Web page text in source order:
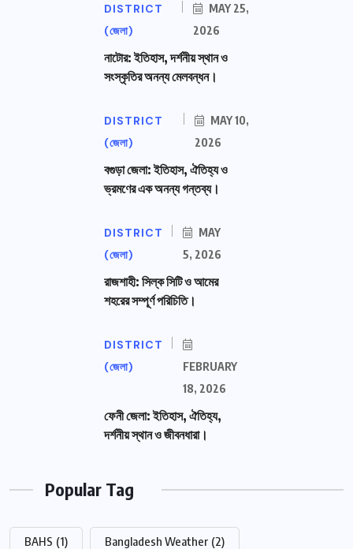
DISTRICT
(জেলা)
MAY 25,
2026
নাটোর: ইতিহাস, দর্শনীয় স্থান ও
সংস্কৃতির অনন্য মেলবন্ধন।
DISTRICT
(জেলা)
MAY 10,
2026
বগুড়া জেলা: ইতিহাস, ঐতিহ্য ও
ভ্রমণের এক অনন্য গন্তব্য।
DISTRICT
(জেলা)
MAY
5, 2026
রাজশাহী: সিল্ক সিটি ও আমের
শহরের সম্পূর্ণ পরিচিতি।
DISTRICT
(জেলা)
FEBRUARY
18, 2026
ফেনী জেলা: ইতিহাস, ঐতিহ্য,
দর্শনীয় স্থান ও জীবনধারা।
Popular Tag
BAHS (1) Bangladesh Weather (2)